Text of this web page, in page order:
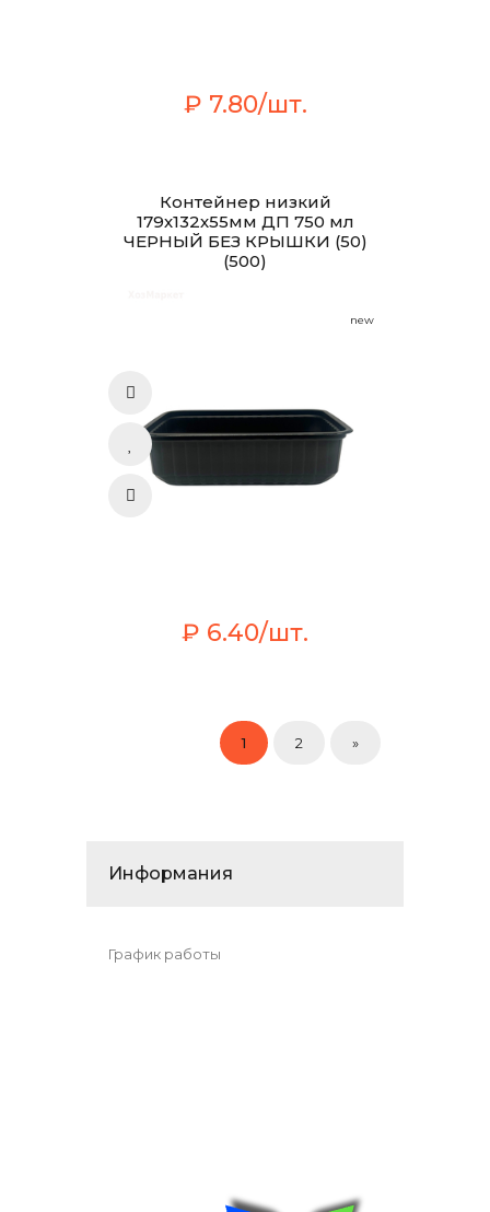
₽ 7.80/шт.
Контейнер низкий
179х132х55мм ДП 750 мл
ЧЕРНЫЙ БЕЗ КРЫШКИ (50)
(500)
new
₽ 6.40/шт.
1 2 »
Информания
График работы